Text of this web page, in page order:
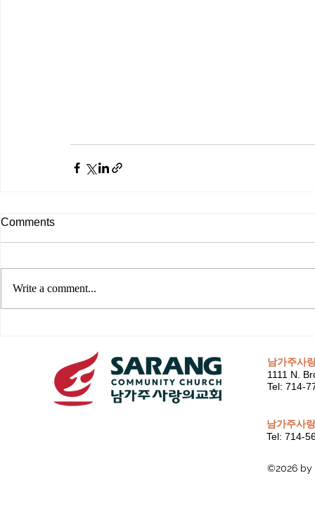
Comments
Write a comment...
남가주사
1111 N.
Tel: 714-
남가주사
Tel: 714-
©2026 by